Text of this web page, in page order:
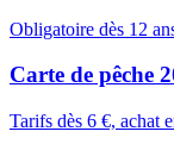
Obligatoire dès 12
Carte de pêche
Tarifs dès 6 €, achat